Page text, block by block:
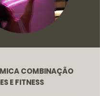
COMBINAÇÃO
E FITNESS